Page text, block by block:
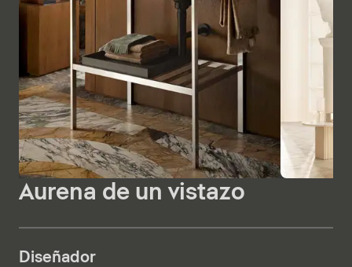
Aurena de un vistazo
Diseñador